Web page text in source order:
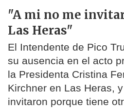
"A mi no me
Las Heras"
El Intendente de Pico
su ausencia en el acto
la Presidenta Cristina
Kirchner en Las Heras,
invitaron porque tiene